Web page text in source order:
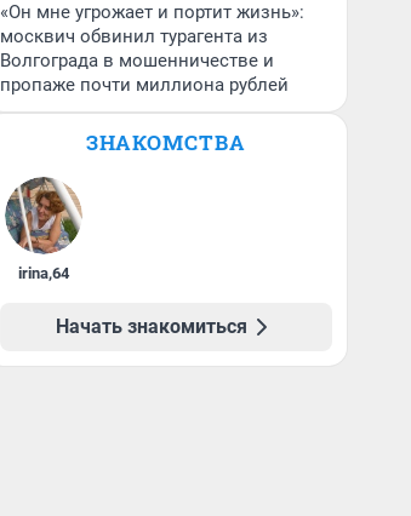
«Он мне угрожает и портит жизнь»:
москвич обвинил турагента из
Волгограда в мошенничестве и
пропаже почти миллиона рублей
ЗНАКОМСТВА
irina,64
Начать знакомиться